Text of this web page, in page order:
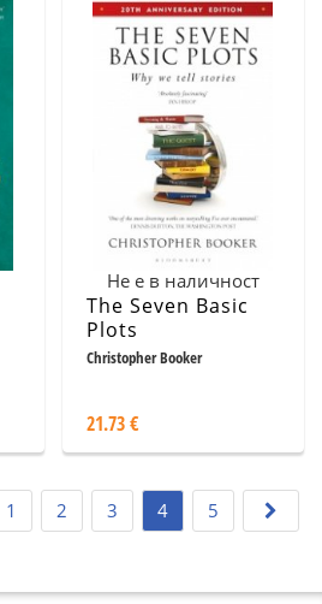
Не е в наличност
The Seven Basic
Plots
Christopher Booker
21.73 €
1 2 3 4 5